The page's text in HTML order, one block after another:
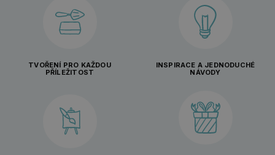
TVOŘENÍ PRO KAŽDOU
PŘÍLEŽITOST
INSPIRACE A JEDNODUCHÉ
NÁVODY